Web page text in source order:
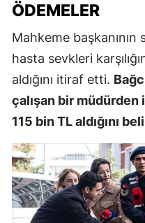
ÖDEMELER
Mahkeme
hasta sevkleri
aldığını itiraf etti.
çalışan bir müdürden
115 bin TL aldığını